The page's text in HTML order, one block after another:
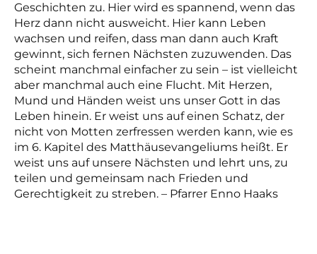
Geschichten zu. Hier wird es spannend, wenn das
Herz dann nicht ausweicht. Hier kann Leben
wachsen und reifen, dass man dann auch Kraft
gewinnt, sich fernen Nächsten zuzuwenden. Das
scheint manchmal einfacher zu sein – ist vielleicht
aber manchmal auch eine Flucht. Mit Herzen,
Mund und Händen weist uns unser Gott in das
Leben hinein. Er weist uns auf einen Schatz, der
nicht von Motten zerfressen werden kann, wie es
im 6. Kapitel des Matthäusevangeliums heißt. Er
weist uns auf unsere Nächsten und lehrt uns, zu
teilen und gemeinsam nach Frieden und
Gerechtigkeit zu streben. – Pfarrer Enno Haaks